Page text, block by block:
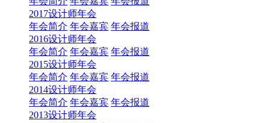
2017设计师年会
年会简介 年会嘉宾 年会报道
2016设计师年会
年会简介 年会嘉宾 年会报道
2015设计师年会
年会简介 年会嘉宾 年会报道
2014设计师年会
年会简介 年会嘉宾 年会报道
2013设计师年会